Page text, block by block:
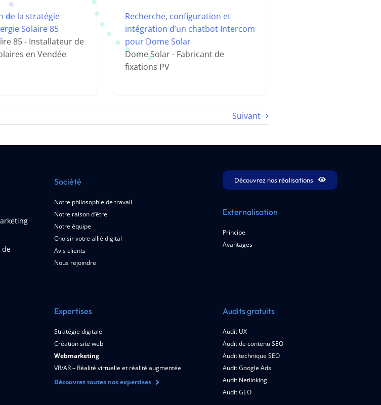
de la stratégie
Solaire 85
85 - Installateur de
en Vendée
Recherche, configuration et
intégration d’un chatbot Intercom
pour Dome Solar
Dome Solar - Fabricant de
fixations PV
Suivant
Société
Notre philosophie de travail
Notre raison d’être
Notre équipe
Choisir votre allié digital
Avis clients
Nous rejoindre
Découvrez nos réalisations
Externalisation
Principe
Avantages
Expertises
Stratégie digitale
Création site web
Webmarketing
VR/AR – Réalité virtuelle et réalité augmentée
Découvrez toutes nos expertises
Audits gratuits
Audit UX
Audit de contenu SEO
Audit technique SEO
Audit Google Ads
Audit Netlinking
Audit GEO